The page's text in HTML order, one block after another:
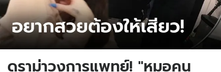
ดราม่าวงการแพทย์! "หมอคน